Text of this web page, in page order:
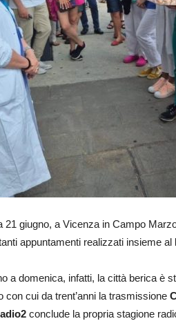
21 giugno, a Vicenza in Campo
appuntamenti realizzati insieme al
a domenica, infatti, la città berica è
con cui da trent’anni la trasmissione
conclude la propria stagione